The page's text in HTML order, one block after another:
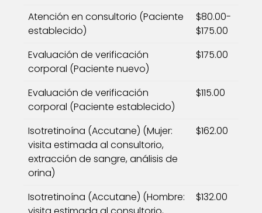
Atención en consultorio (Paciente
establecido)
$80.00-
$175.00
Evaluación de verificación
corporal (Paciente nuevo)
$175.00
Evaluación de verificación
corporal (Paciente establecido)
$115.00
Isotretinoína (Accutane) (Mujer:
visita estimada al consultorio,
extracción de sangre, análisis de
orina)
$162.00
Isotretinoína (Accutane) (Hombre:
$132.00